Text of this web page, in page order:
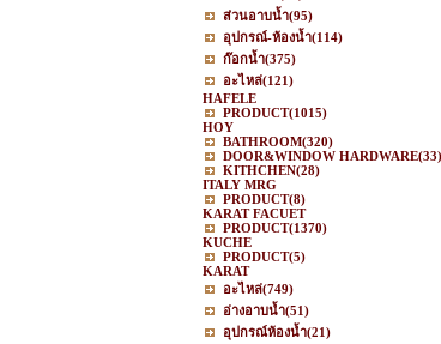
ส่วนอาบน้ำ(95)
อุปกรณ์-ห้องน้ำ(114)
ก๊อกน้ำ(375)
อะไหล่(121)
HAFELE
PRODUCT(1015)
HOY
BATHROOM(320)
DOOR&WINDOW HARDWARE(33)
KITHCHEN(28)
ITALY MRG
PRODUCT(8)
KARAT FACUET
PRODUCT(1370)
KUCHE
PRODUCT(5)
KARAT
อะไหล่(749)
อ่างอาบน้ำ(51)
อุปกรณ์ห้องน้ำ(21)